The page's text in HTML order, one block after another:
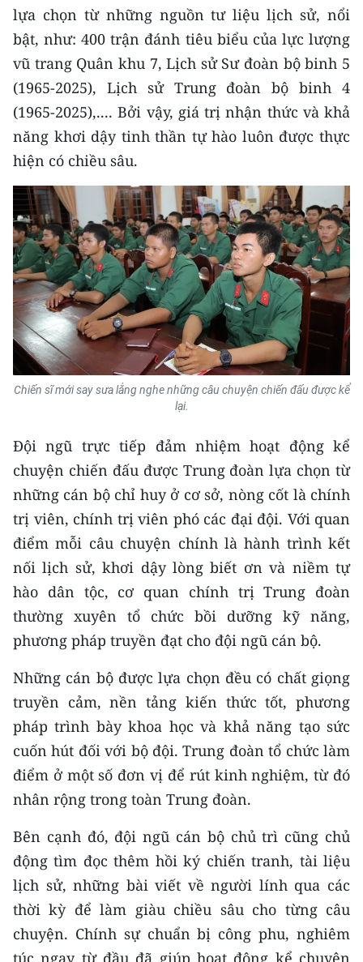
ENGLISH
中文
FRANÇAIS
РУССКИЙ
ESPAÑOL
한국어
lựa chọn từ những nguồn tư liệu lịch sử, nổi
bật, như: 400 trận đánh tiêu biểu của lực lượng
vũ trang Quân khu 7, Lịch sử Sư đoàn bộ binh 5
(1965-2025), Lịch sử Trung đoàn bộ binh 4
(1965-2025),.... Bởi vậy, giá trị nhận thức và khả
năng khơi dậy tinh thần tự hào luôn được thực
hiện có chiều sâu.
Chiến sĩ mới say sưa lắng nghe những câu chuyện chiến đấu được kể
lại.
Đội ngũ trực tiếp đảm nhiệm hoạt động kể
chuyện chiến đấu được Trung đoàn lựa chọn từ
những cán bộ chỉ huy ở cơ sở, nòng cốt là chính
trị viên, chính trị viên phó các đại đội. Với quan
điểm mỗi câu chuyện chính là hành trình kết
nối lịch sử, khơi dậy lòng biết ơn và niềm tự
hào dân tộc, cơ quan chính trị Trung đoàn
thường xuyên tổ chức bồi dưỡng kỹ năng,
phương pháp truyền đạt cho đội ngũ cán bộ.
Những cán bộ được lựa chọn đều có chất giọng
truyền cảm, nền tảng kiến thức tốt, phương
pháp trình bày khoa học và khả năng tạo sức
cuốn hút đối với bộ đội. Trung đoàn tổ chức làm
điểm ở một số đơn vị để rút kinh nghiệm, từ đó
nhân rộng trong toàn Trung đoàn.
Bên cạnh đó, đội ngũ cán bộ chủ trì cũng chủ
động tìm đọc thêm hồi ký chiến tranh, tài liệu
lịch sử, những bài viết về người lính qua các
thời kỳ để làm giàu chiều sâu cho từng câu
chuyện. Chính sự chuẩn bị công phu, nghiêm
túc ngay từ đầu đã giúp hoạt động kể chuyện